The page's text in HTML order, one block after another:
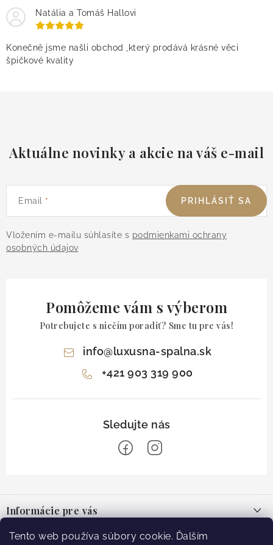
Tento web používa súbory cookie. Ďalším
Natália a Tomáš Hallovi
Konečně jsme našli obchod ,který prodává krásné věci
špičkové kvality
Aktuálne novinky a akcie na váš e-mail
Email
Vložením e-mailu súhlasíte s podmienkami ochrany
osobných údajov
PRIHLÁSIŤ SA
Pomôžeme vám s výberom
Potrebujete s niečím poradiť? Sme tu pre vás!
info@luxusna-spalna.sk
+421 903 319 900
pInformácie pre vás
O nás
Facebook